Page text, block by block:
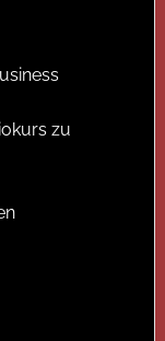
zu